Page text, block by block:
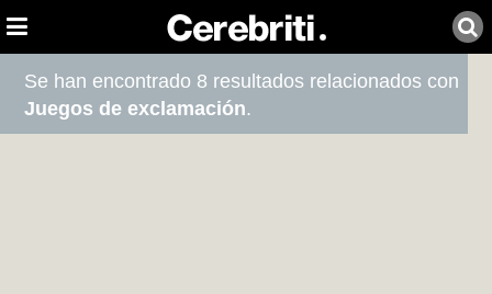
Se han encontrado 8 resultados relacionados con
Juegos de exclamación.